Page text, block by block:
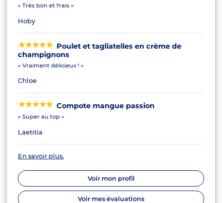
« Très bon et frais »
Hoby
Poulet et tagliatelles en crème de
champignons
« Vraiment délicieux ! »
Chloe
Compote mangue passion
« Super au top »
Laetitia
En savoir plus.
Voir mon profil
Voir mes évaluations